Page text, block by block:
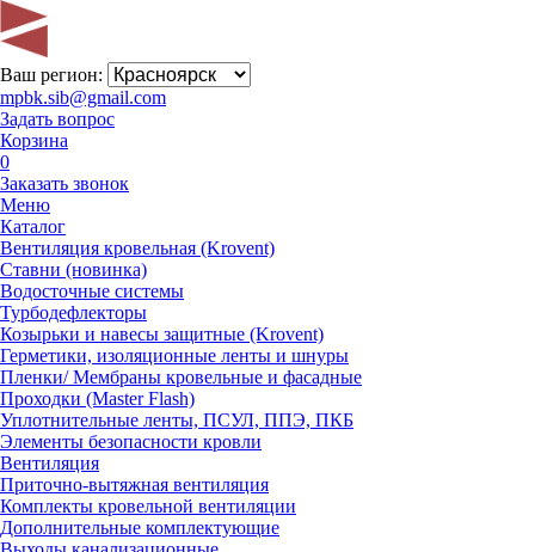
Ваш регион:
mpbk.sib@gmail.com
Задать вопрос
Корзина
0
Заказать звонок
Меню
Каталог
Вентиляция кровельная (Krovent)
Ставни (новинка)
Водосточные системы
Турбодефлекторы
Козырьки и навесы защитные (Krovent)
Герметики, изоляционные ленты и шнуры
Пленки/ Мембраны кровельные и фасадные
Проходки (Master Flash)
Уплотнительные ленты, ПСУЛ, ППЭ, ПКБ
Элементы безопасности кровли
Вентиляция
Приточно-вытяжная вентиляция
Комплекты кровельной вентиляции
Дополнительные комплектующие